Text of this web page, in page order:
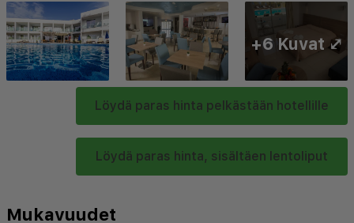
Löydä paras hinta pelkästään hotellille
Löydä paras hinta, sisältäen lentoliput
+6 Kuvat ⤢
Mukavuudet